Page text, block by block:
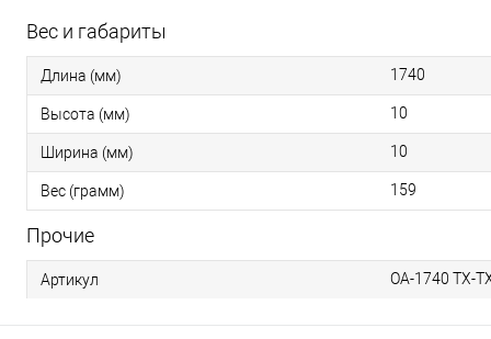
Вес и габариты
Длина (мм) 1740
Высота (мм) 10
Ширина (мм) 10
Вес (грамм) 159
Прочие
Артикул OA-1740 TX-